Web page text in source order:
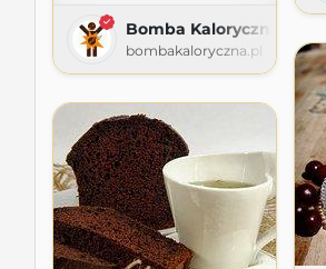
Bomba Kaloryczna
bombakaloryczna.pl